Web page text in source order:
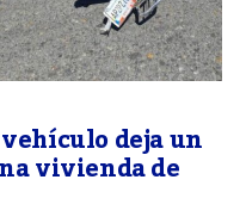
deja un
vivienda de